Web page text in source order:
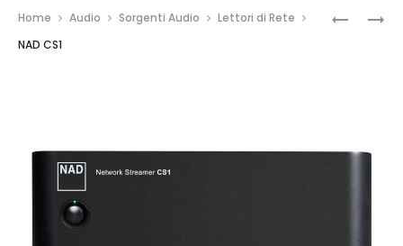
Home Audio Sorgenti Audio
Lettori di Rete
NAD CS1